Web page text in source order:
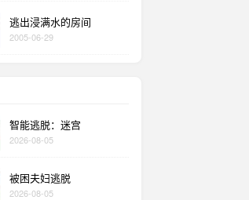
逃出浸满水的房间
2005-06-29
智能逃脱：迷宫
2026-08-05
被困夫妇逃脱
2026-08-05